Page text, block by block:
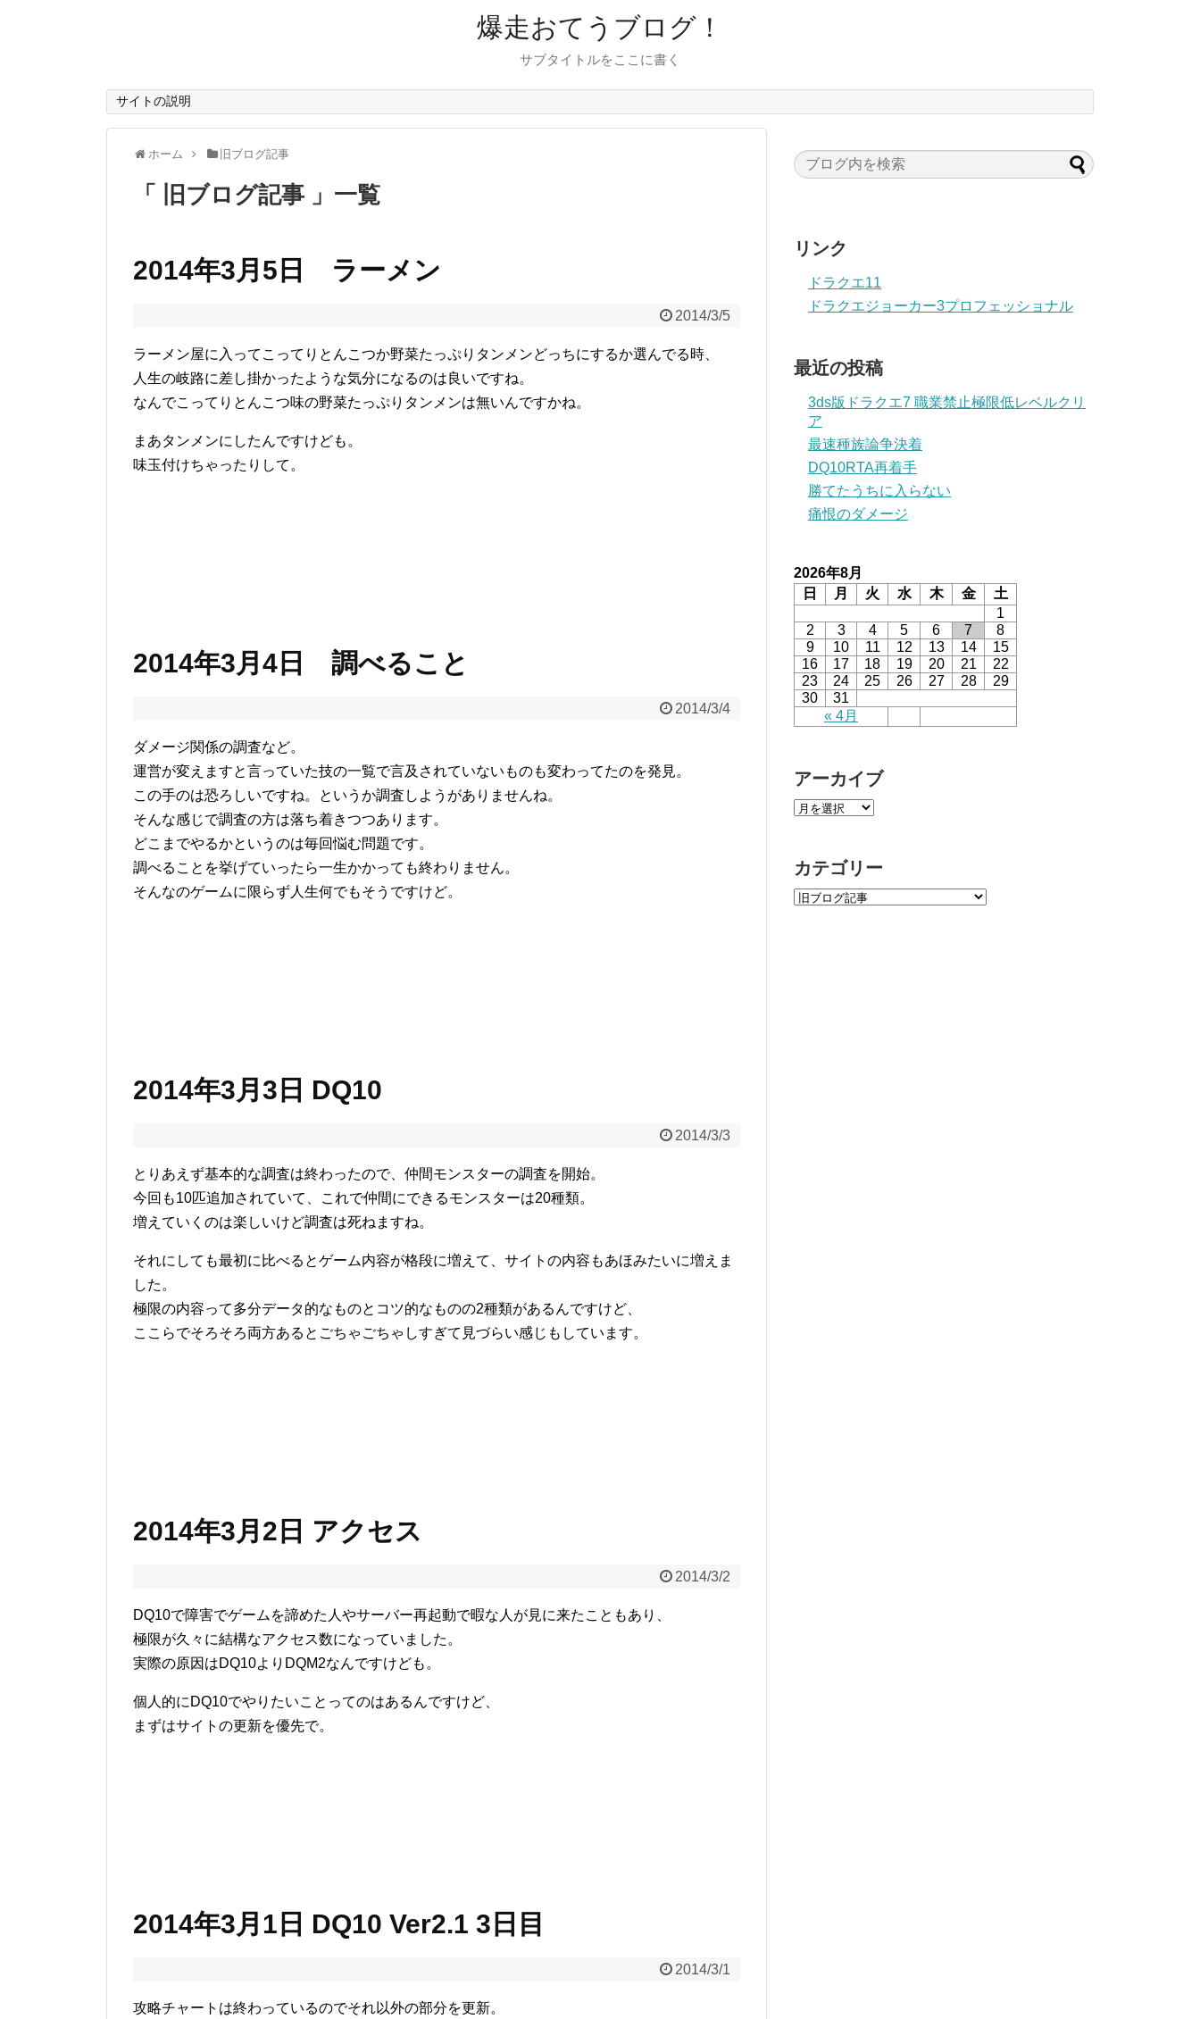
爆走おてうブログ！
サブタイトルをここに書く
サイトの説明
ホーム 旧ブログ記事
「 旧ブログ記事 」一覧
2014年3月5日 ラーメン
2014/3/5
ラーメン屋に入ってこってりとんこつか野菜たっぷりタンメンどっちにするか選んでる時、
人生の岐路に差し掛かったような気分になるのは良いですね。
なんでこってりとんこつ味の野菜たっぷりタンメンは無いんですかね。
まあタンメンにしたんですけども。
味玉付けちゃったりして。
2014年3月4日 調べること
2014/3/4
ダメージ関係の調査など。
運営が変えますと言っていた技の一覧で言及されていないものも変わってたのを発見。
この手のは恐ろしいですね。というか調査しようがありませんね。
そんな感じで調査の方は落ち着きつつあります。
どこまでやるかというのは毎回悩む問題です。
調べることを挙げていったら一生かかっても終わりません。
そんなのゲームに限らず人生何でもそうですけど。
2014年3月3日 DQ10
2014/3/3
とりあえず基本的な調査は終わったので、仲間モンスターの調査を開始。
今回も10匹追加されていて、これで仲間にできるモンスターは20種類。
増えていくのは楽しいけど調査は死ねますね。
それにしても最初に比べるとゲーム内容が格段に増えて、サイトの内容もあほみたいに増えま
した。
極限の内容って多分データ的なものとコツ的なものの2種類があるんですけど、
ここらでそろそろ両方あるとごちゃごちゃしすぎて見づらい感じもしています。
2014年3月2日 アクセス
2014/3/2
DQ10で障害でゲームを諦めた人やサーバー再起動で暇な人が見に来たこともあり、
極限が久々に結構なアクセス数になっていました。
実際の原因はDQ10よりDQM2なんですけども。
個人的にDQ10でやりたいことってのはあるんですけど、
まずはサイトの更新を優先で。
2014年3月1日 DQ10 Ver2.1 3日目
2014/3/1
攻略チャートは終わっているのでそれ以外の部分を更新。
リンク
ドラクエ11
ドラクエジョーカー3プロフェッショナル
最近の投稿
3ds版ドラクエ7 職業禁止極限低レベルクリ
ア
最速種族論争決着
DQ10RTA再着手
勝てたうちに入らない
痛恨のダメージ
2026年8月
日
月 火 水 木 金 土
« 4月
1
2
3 4 5 6 7
8
9
10 11 12 13 14
15
16
17 18 19 20 21
22
23
24 25 26 27 28
29
30
31
アーカイブ
カテゴリー